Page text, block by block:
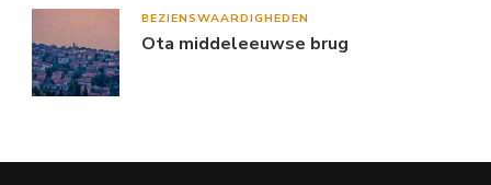
BEZIENSWAARDIGHEDEN
Ota middeleeuwse brug